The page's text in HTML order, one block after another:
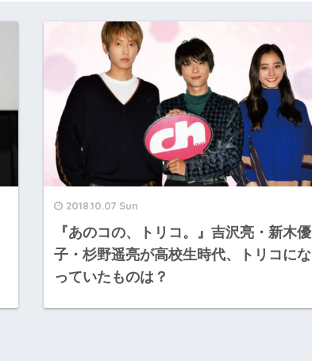
2018.10.07 Sun
『あのコの、トリコ。』吉沢亮・新木優
子・杉野遥亮が高校生時代、トリコにな
っていたものは？